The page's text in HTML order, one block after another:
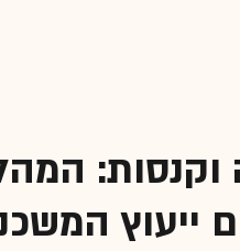
ייעוץ